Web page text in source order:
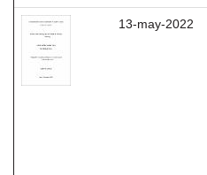
13-may-2022